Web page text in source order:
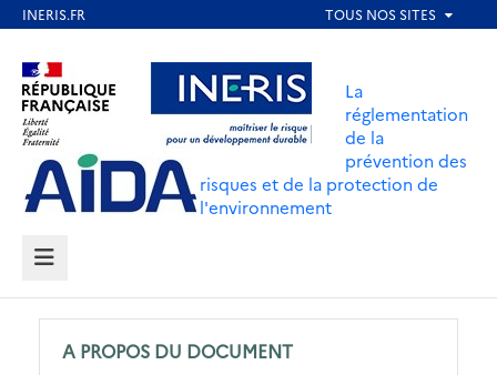
contenu
principal
Aller au contenu Aller au menu
Aller au pied de page
La
réglementation
de la
prévention des
risques et de la protection de
l'environnement
MENU
A PROPOS DU DOCUMENT